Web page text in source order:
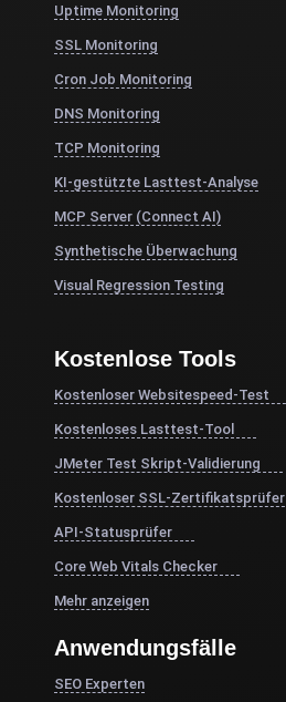
Uptime Monitoring
SSL Monitoring
Cron Job Monitoring
DNS Monitoring
TCP Monitoring
KI-gestützte Lasttest-Analyse
MCP Server (Connect AI)
Synthetische Überwachung
Visual Regression Testing
Kostenlose Tools
Kostenloser Websitespeed-Test
Kostenloses Lasttest-Tool
JMeter Test Skript-Validierung
Kostenloser SSL-Zertifikatsprüfer
API-Statusprüfer
Core Web Vitals Checker
Mehr anzeigen
Anwendungsfälle
SEO Experten